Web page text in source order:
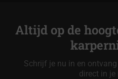
Altijd op de
Schrijf je nu in en
direct in